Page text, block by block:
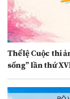
Thể lệ Cuộc thi
sống” lần thứ